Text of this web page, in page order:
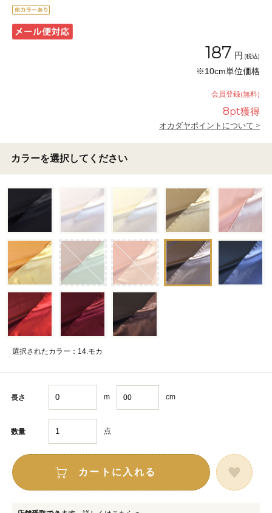
187 円 (税込)
※10cm単位価格
会員登録(無料)
8pt獲得
オカダヤポイントについて >
カラーを選択してください
選択されたカラー：14.モカ
長さ m cm
数量 点
カートに入れる